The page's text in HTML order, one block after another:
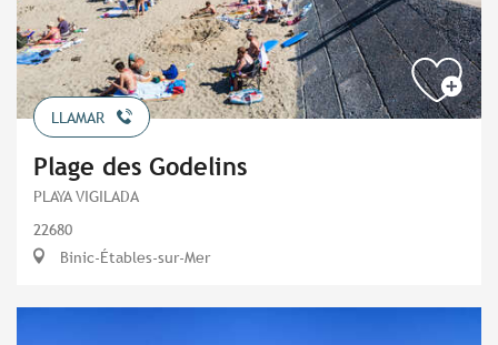
LLAMAR
Plage des Godelins
PLAYA VIGILADA
22680
Binic-Étables-sur-Mer